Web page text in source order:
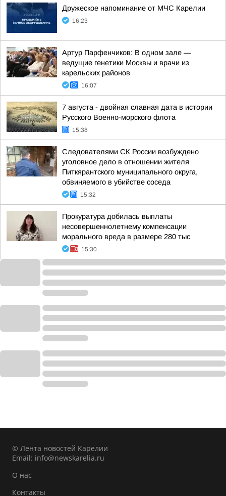
Дружеское напоминание от МЧС Карелии
16:23
Артур Парфенчиков: В одном зале —
ведущие генетики Москвы и врачи из
карельских районов
16:07
7 августа - двойная славная дата в истории
Русского Военно-морского флота
15:38
Следователями СК России возбуждено
уголовное дело в отношении жителя
Питкярантского муниципального округа,
обвиняемого в убийстве соседа
15:32
Прокуратура добилась выплаты
несовершеннолетнему компенсации
морального вреда в размере 280 тыс
15:30
© Лента новостей Карелии
Email: info@newskarelia.ru
О нас
Контакты